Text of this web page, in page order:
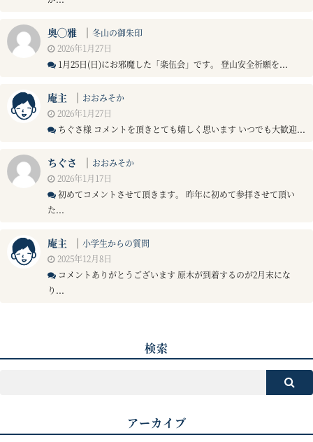
奥◯雅 ｜ 冬山の御朱印
2026年1月27日
1月25日(日)にお邪魔した「楽伍会」です。 登山安全祈願を...
庵主 ｜ おおみそか
2026年1月27日
ちぐさ様 コメントを頂きとても嬉しく思います いつでも大歓迎...
ちぐさ ｜ おおみそか
2026年1月17日
初めてコメントさせて頂きます。 昨年に初めて参拝させて頂い
た...
庵主 ｜ 小学生からの質問
2025年12月8日
コメントありがとうございます 原木が到着するのが2月末にな
り...
検索
アーカイブ